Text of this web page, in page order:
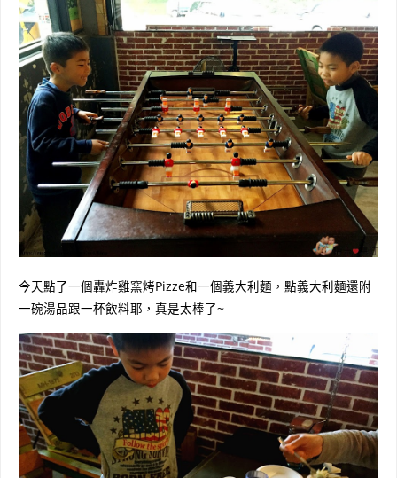
今天點了一個轟炸雞窯烤Pizze和一個義大利麵，點義大利麵還附
一碗湯品跟一杯飲料耶，真是太棒了~